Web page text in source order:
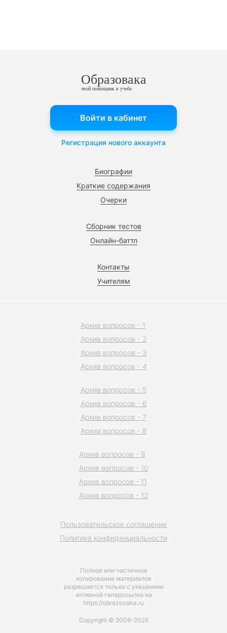
Образовака
твой помощник в учебе
Биографии
Краткие содержания
Очерки
Сборник тестов
Онлайн-баттл
Контакты
Учителям
Войти в кабинет
Регистрация нового аккаунта
Полное или частичное
копирование материалов
разрешается только с указанием
активной гиперссылки на
https://obrazovaka.ru
Пользовательское соглашение
Политика конфиденциальности
Архив вопросов - 1
Архив вопросов - 2
Архив вопросов - 3
Архив вопросов - 4
Архив вопросов - 5
Архив вопросов - 6
Архив вопросов - 7
Архив вопросов - 8
Архив вопросов - 9
Архив вопросов - 10
Архив вопросов - 11
Архив вопросов - 12
Copyright © 2008-2026